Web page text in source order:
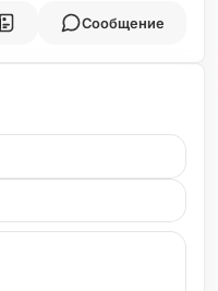
Сообщение